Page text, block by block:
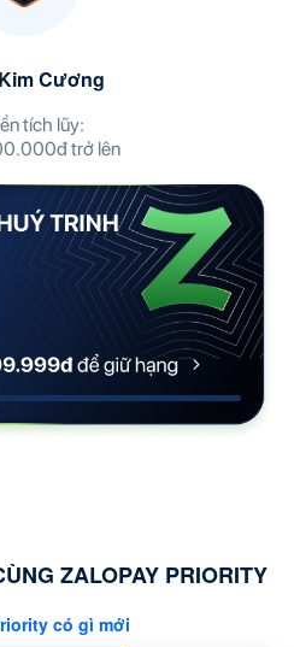
Cương
tích lũy:
trở lên
ZALOPAY PRIORITY
có gì mới